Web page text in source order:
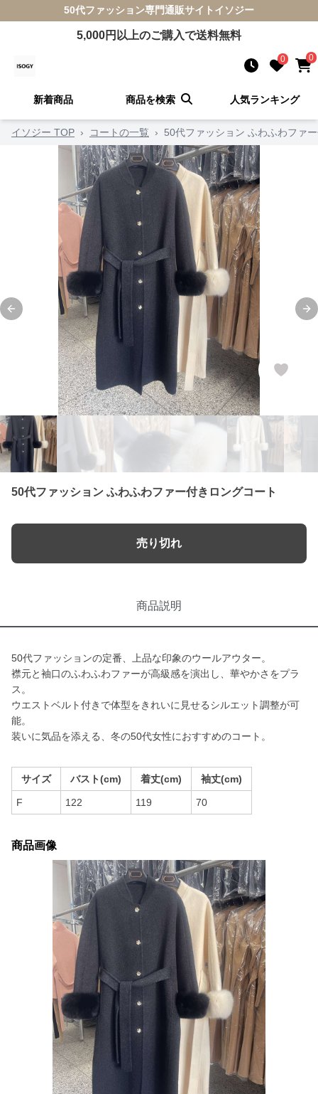
50代ファッション専門通販サイト イソジー
5,000円以上のご購入で送料無料
0 0
新着商品 商品を検索 人気ランキング
イソジー TOP › コートの一覧 › 50代ファッション ふわふわファ
Previous slide
50代ファッション ふわふわファー付きロングコート
売り切れ
商品説明
50代ファッションの定番、上品な印象のウールアウター。
襟元と袖口のふわふわファーが高級感を演出し、華やかさをプラ
ス。
ウエストベルト付きで体型をきれいに見せるシルエット調整が可
能。
装いに気品を添える、冬の50代女性におすすめのコート。
サイズ バスト(cm) 着丈(cm) 袖丈(cm)
F 122 119 70
商品画像